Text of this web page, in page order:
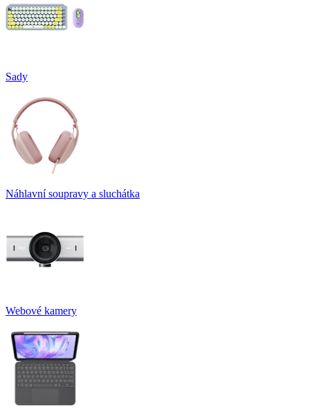
Sady
Náhlavní soupravy a sluchátka
Webové kamery